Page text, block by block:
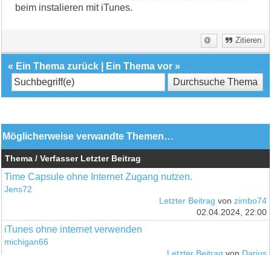
beim instalieren mit iTunes.
Zitieren
« Ein Thema zurück Ein Thema vor »
Möglicherweise verwandte Themen…
Thema / Verfasser Letzter Beitrag
Time Capsule ohne Internet Zugang nutzen.
Jens72
Letzter Beitrag von zimbo74
02.04.2024, 22:00
iTunes ohne internet verwenden
michigan66
Letzter Beitrag von Darius